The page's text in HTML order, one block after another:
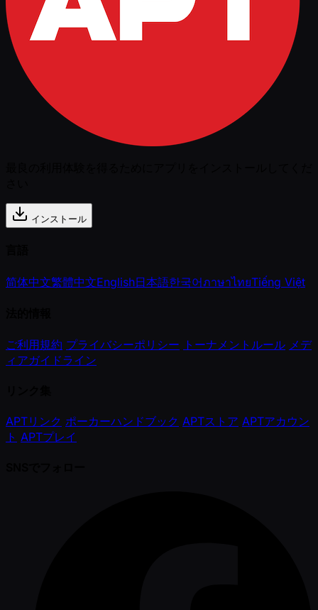
インストール
简体中文繁體中文English日本語한국어ภาษาไทยTiếng Việt
ご利用規約 プライバシーポリシー トーナメントルール メデ
ィアガイドライン
APTリンク ポーカーハンドブック APTストア APTアカウン
ト APTプレイ